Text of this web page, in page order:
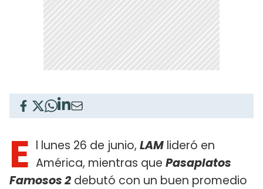
E l lunes 26 de junio, LAM lideró en
América, mientras que Pasaplatos
Famosos 2 debutó con un buen promedio